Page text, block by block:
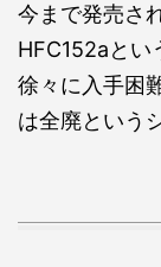
今まで発売さ
HFC152aとい
徐々に入手困
は全廃という